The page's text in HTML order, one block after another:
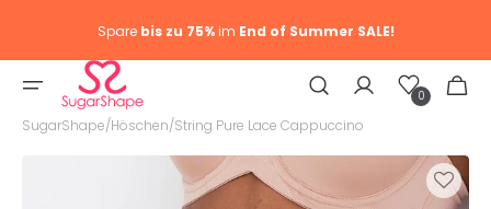
Sparebis zu 75%im End of Summer SALE!
Wunschliste
0 0
SugarShape/Höschen/String Pure Lace Cappuccino